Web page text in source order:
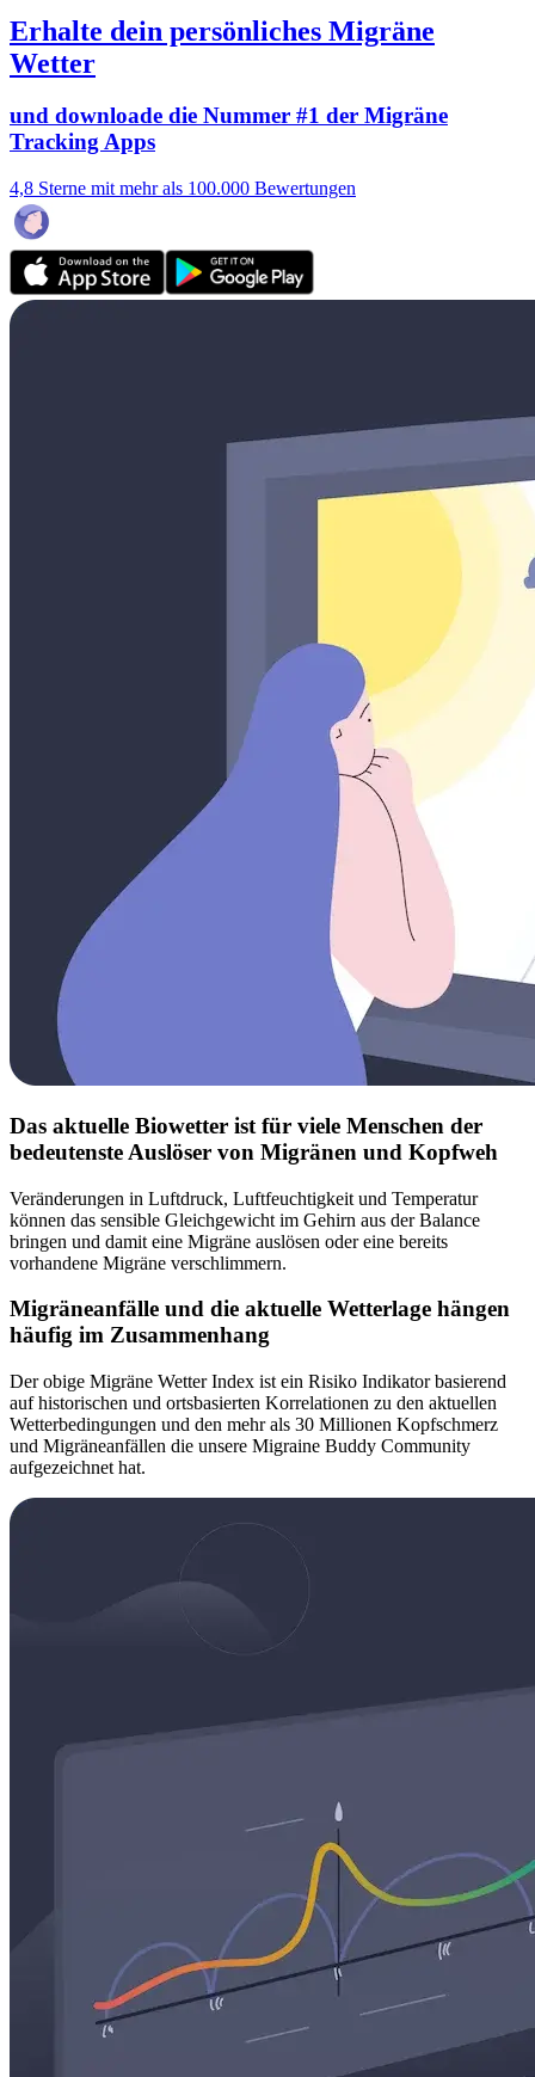
Erhalte dein persönliches Migräne
Wetter
und downloade die Nummer #1 der Migräne
Tracking Apps
4,8 Sterne mit mehr als 100.000 Bewertungen
Das aktuelle Biowetter ist für viele Menschen der
bedeutenste Auslöser von Migränen und Kopfweh
Veränderungen in Luftdruck, Luftfeuchtigkeit und Temperatur
können das sensible Gleichgewicht im Gehirn aus der Balance
bringen und damit eine Migräne auslösen oder eine bereits
vorhandene Migräne verschlimmern.
Migräneanfälle und die aktuelle Wetterlage hängen
häufig im Zusammenhang
Der obige Migräne Wetter Index ist ein Risiko Indikator basierend
auf historischen und ortsbasierten Korrelationen zu den aktuellen
Wetterbedingungen und den mehr als 30 Millionen Kopfschmerz
und Migräneanfällen die unsere Migraine Buddy Community
aufgezeichnet hat.